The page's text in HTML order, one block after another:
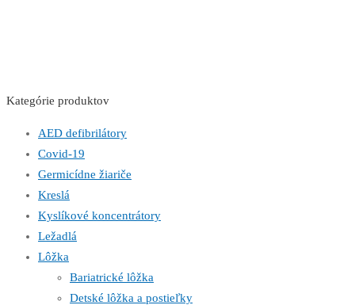
Kategórie produktov
AED defibrilátory
Covid-19
Germicídne žiariče
Kreslá
Kyslíkové koncentrátory
Ležadlá
Lôžka
Bariatrické lôžka
Detské lôžka a postieľky